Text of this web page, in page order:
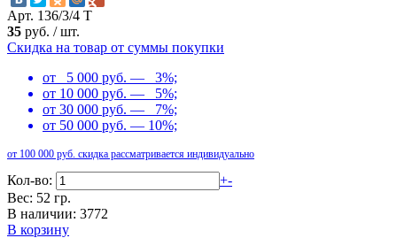
Арт. 136/3/4 Т
35 руб. /шт.
Скидка на товар от суммы покупки
от 5 000 руб. — 3%;
от 10 000 руб. — 5%;
от 30 000 руб. — 7%;
от 50 000 руб. — 10%;
от 100 000 руб. скидка рассматривается индивидуально
Кол-во: +-
Вес: 52 гр.
В наличии: 3772
В корзину